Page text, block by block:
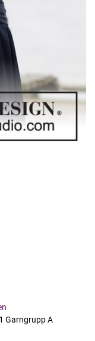
Garngrupp A